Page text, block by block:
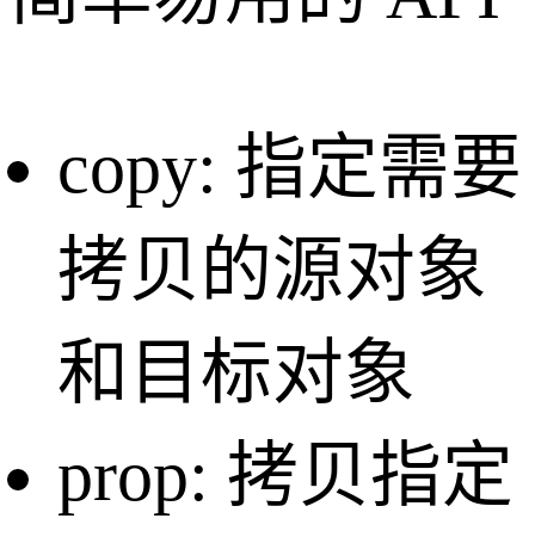
copy: 指定需要
拷贝的源对象
和目标对象
prop: 拷贝指定